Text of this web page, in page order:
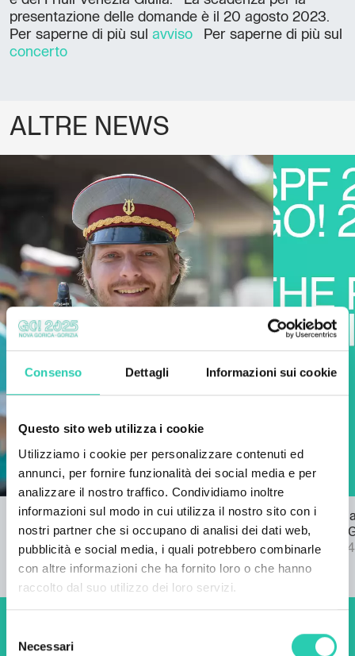
Consenso Dettagli Informazioni sui cookie
Questo sito web utilizza i cookie
Utilizziamo i cookie per personalizzare contenuti ed
annunci, per fornire funzionalità dei social media e per
analizzare il nostro traffico. Condividiamo inoltre
informazioni sul modo in cui utilizza il nostro sito con i
nostri partner che si occupano di analisi dei dati web,
pubblicità e social media, i quali potrebbero combinarle
con altre informazioni che ha fornito loro o che hanno
raccolto dal suo utilizzo dei loro servizi.
delNecessari
presentazione delle domande è il 20 agosto 2023.
Per saperne di più sul avviso Per saperne di più sul
concerto
ALTRE NEWS
Bando per l'inno di GO! 2025
22/03/2024
Pubblicata
bando SPF
04/09/2024
Non perderti i prossimi